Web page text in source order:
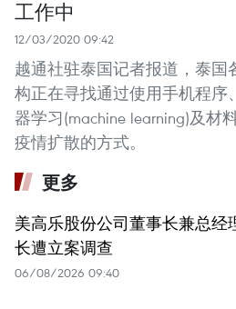
工作中
12/03/2020 09:42
越通社驻泰国记者报道，泰国
构正在寻找通过使用手机程序
器学习(machine learning)及材
疫情扩散的方式。
更多
美高乐股份公司董事长兼总经
长遭立案调查
06/08/2026 09:40